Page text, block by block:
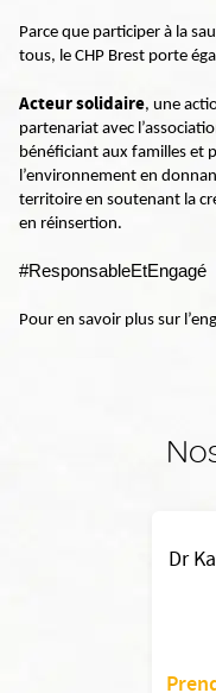
Parce que participer à la
tous, le CHP Brest porte
Acteur solidaire, une
partenariat avec
bénéficiant aux familles et
l’environnement en
territoire en soutenant la
en réinsertion.
#ResponsableEtEngagé
Pour en savoir plus sur
Dr